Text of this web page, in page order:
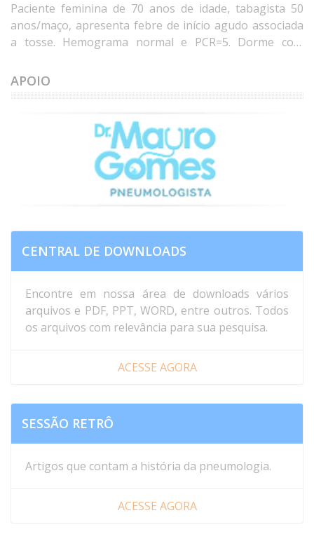
Paciente feminina de 70 anos de idade, tabagista 50
anos/maço, apresenta febre de início agudo associada
a tosse. Hemograma normal e PCR=5. Dorme com
casa com umidade e mofo nos últimos 8 anos. Qual o
diagnóstico? Deixe seus comentários abaixo. * Female
patient, 70 years old, 50 years/pack, with acute onset of
fever associated with cough. Normal blood count and
CRP=5. She has slept on a goose feather pillow for 20
years and has lived in a house with mold for the ...
APOIO
CENTRAL DE DOWNLOADS
Encontre em nossa área de downloads vários
arquivos e PDF, PPT, WORD, entre outros. Todos
os arquivos com relevância para sua pesquisa.
ACESSE AGORA
SESSÃO RETRÔ
Artigos que contam a história da pneumologia.
ACESSE AGORA